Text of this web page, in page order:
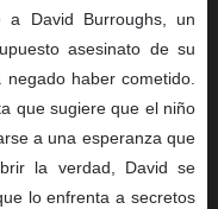
a David Burroughs, un
asesinato de su
haber cometido.
que sugiere que el niño
a una esperanza que
la verdad, David se
lo enfrenta a secretos